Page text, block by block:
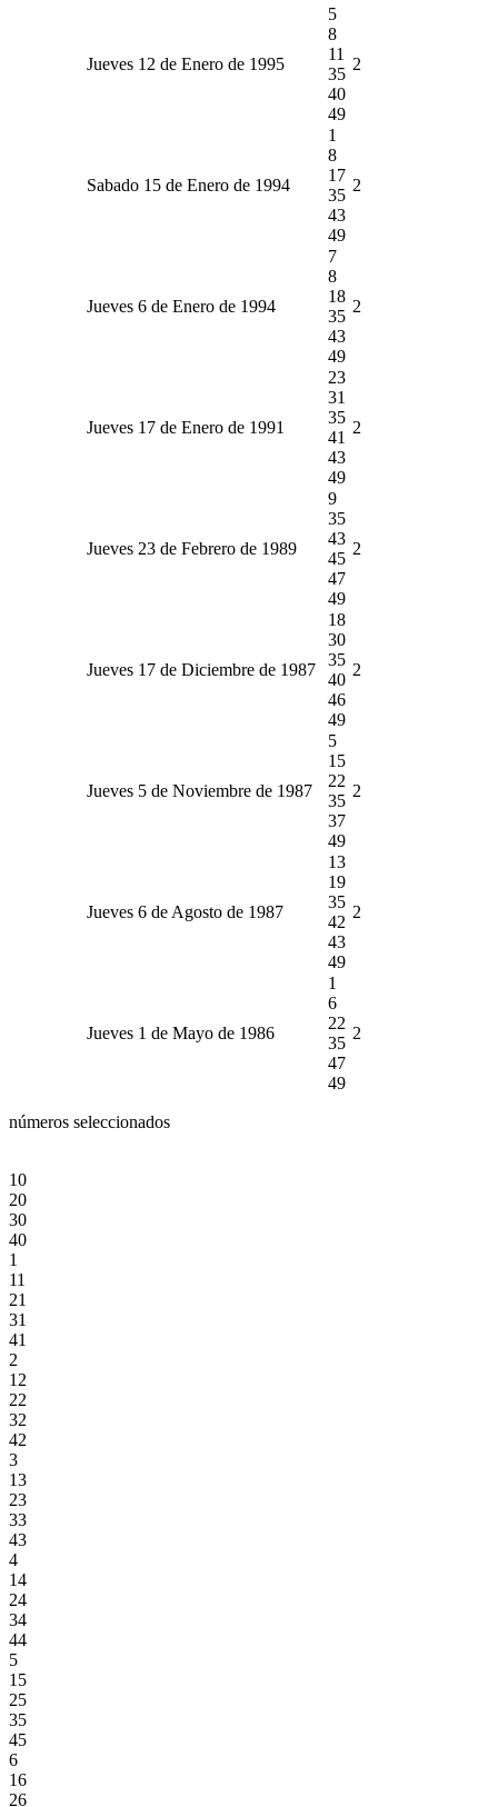
Jueves 12 de Enero de 1995
5
8
11
35
40
49
2
Sabado 15 de Enero de 1994
1
8
17
35
43
49
2
Jueves 6 de Enero de 1994
7
8
18
35
43
49
2
Jueves 17 de Enero de 1991
23
31
35
41
43
49
2
Jueves 23 de Febrero de 1989
9
35
43
45
47
49
2
Jueves 17 de Diciembre de 1987
18
30
35
40
46
49
2
Jueves 5 de Noviembre de 1987
5
15
22
35
37
49
2
Jueves 6 de Agosto de 1987
13
19
35
42
43
49
2
Jueves 1 de Mayo de 1986
1
6
22
35
47
49
2
números seleccionados
10
20
30
40
1
11
21
31
41
2
12
22
32
42
3
13
23
33
43
4
14
24
34
44
5
15
25
35
45
6
16
26